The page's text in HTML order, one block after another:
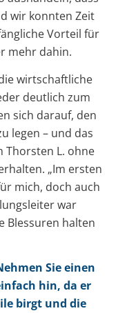
wir konnten Zeit
Vorteil für
mehr dahin.
wirtschaftliche
deutlich zum
sich darauf, den
legen – und das
Thorsten L. ohne
„Im ersten
mich, doch auch
war
Blessuren halten
Sie einen
hin, da er
birgt und die